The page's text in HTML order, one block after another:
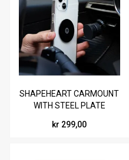
SHAPEHEART CARMOUNT
WITH STEEL PLATE
kr 299,00